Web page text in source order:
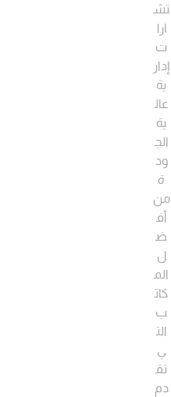
تش
ارا
ت
إدار
ية
عال
ية
الج
ود
ة
من
أف
ض
ل
الم
كات
ب
الت
ي
تق
دم